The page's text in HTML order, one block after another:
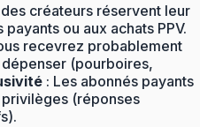
créateurs réservent leur
ou aux achats PPV.
recevrez probablement
(pourboires,
: Les abonnés payants
(réponses